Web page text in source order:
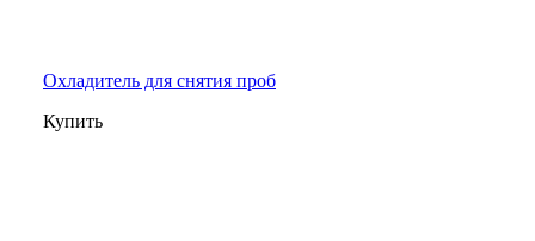
Охладитель для снятия проб
Купить